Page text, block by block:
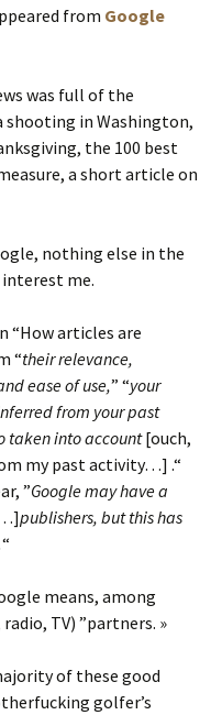
from Google
was full of the
shooting in Washington,
the 100 best
a short article on
nothing else in the
me.
“How articles are
“their relevance,
ease of use,” “your
from your past
taken into account[ouch,
my past activity…] .“
”Google may have a
publishers, but this has
“
means, among
TV) ”partners. »
of these good
golfer’s